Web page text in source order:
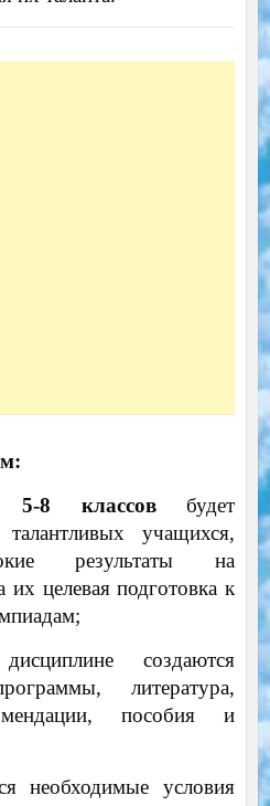
5-8 классовбудет
учащихся,
результаты на
их целевая подготовка к
создаются
литература,
пособия и
необходимые условия